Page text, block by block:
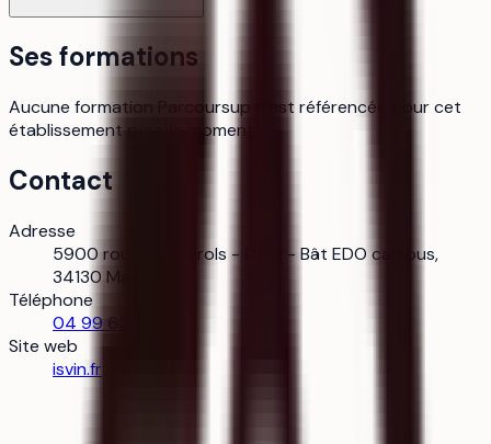
Ses formations
Aucune formation Parcoursup n’est référencée pour cet
établissement pour le moment.
Contact
Adresse
5900 route de Pérols - D172 - Bât EDO campus,
34130 Mauguio
Téléphone
04 99 62 71 58
Site web
isvin.fr